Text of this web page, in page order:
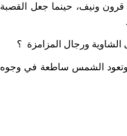
قرون ونيف، حينما جعل القصبة
ورجال المزامزة ؟
وتعود الشمس ساطعة في وجوه